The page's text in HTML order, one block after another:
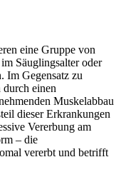
eine Gruppe von
Säuglingsalter oder
Im Gegensatz zu
einen
Muskelabbau
dieser Erkrankungen
Vererbung am
– die
vererbt und betrifft